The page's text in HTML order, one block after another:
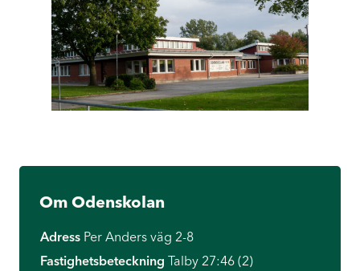
Om Odenskolan
Adress Per Anders väg 2-8
Fastighetsbeteckning Talby 27:46 (2)